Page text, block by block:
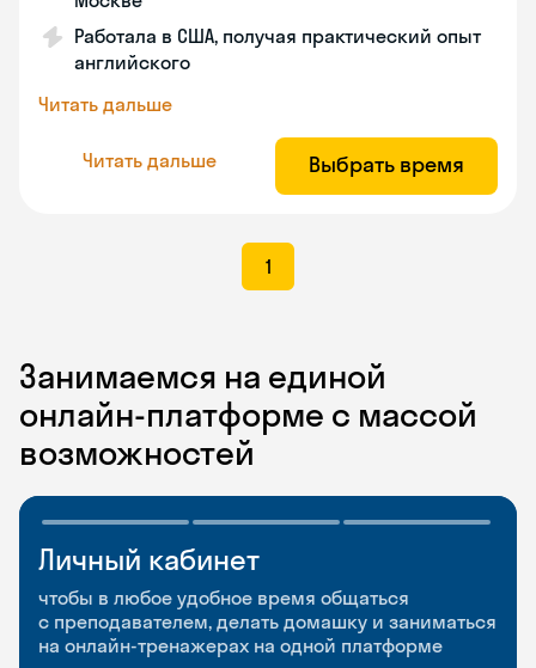
Работала в США, получая практический опыт
английского
Читать дальше
Читать дальше Выбрать время
1
Занимаемся на единой
онлайн-платформе с массой
возможностей
Личный кабинет
чтобы в любое удобное время общаться
с преподавателем, делать домашку и заниматься
на онлайн-тренажерах на одной платформе
Мобильное
приложение
чтобы заниматься и изучать новые слова где
и когда удобно
Разговорные клубы
и Talks
Групповые занятия для разговорной практики
и индивидуальные встречи с преподавателями